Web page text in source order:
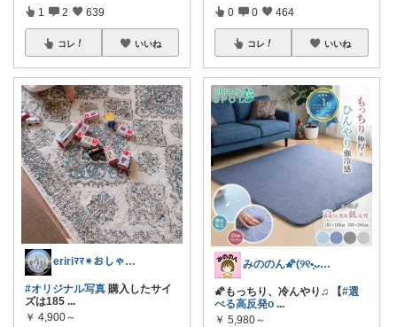
1 2 639
コレ いいね
eririﾏﾏ✴︎おしゃれ雑貨×子供×服
#オリジナル写真 購入したサイ
ズは185 ...
￥ 4,900～
0 0 464
コレ いいね
みののん🌠(୨୧•͈ᴗ•͈)感謝♡
🌠もっちり、冷んやり♫ 【#選
べる高反発o ...
￥ 5,980～